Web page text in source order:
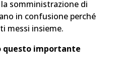
somministrazione di
in confusione perché
messi insieme.
questo importante